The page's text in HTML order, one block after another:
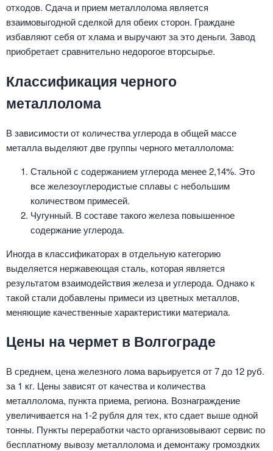
отходов. Сдача и прием металлолома является
взаимовыгодной сделкой для обеих сторон. Граждане
избавляют себя от хлама и выручают за это деньги. Завод
приобретает сравнительно недорогое вторсырье.
Классификация черного
металлолома
В зависимости от количества углерода в общей массе
металла выделяют две группы черного металлолома:
Стальной с содержанием углерода менее 2,14%. Это
все железоуглеродистые сплавы с небольшим
количеством примесей.
Чугунный. В составе такого железа повышенное
содержание углерода.
Иногда в классификаторах в отдельную категорию
выделяется нержавеющая сталь, которая является
результатом взаимодействия железа и углерода. Однако к
такой стали добавлены примеси из цветных металлов,
меняющие качественные характеристики материала.
Цены на чермет в Волгограде
В среднем, цена железного лома варьируется от 7 до 12 руб.
за 1 кг. Цены зависят от качества и количества
металлолома, пункта приема, региона. Вознаграждение
увеличивается на 1-2 рубля для тех, кто сдает выше одной
тонны. Пункты переработки часто организовывают сервис по
бесплатному вывозу металлолома и демонтажу громоздких